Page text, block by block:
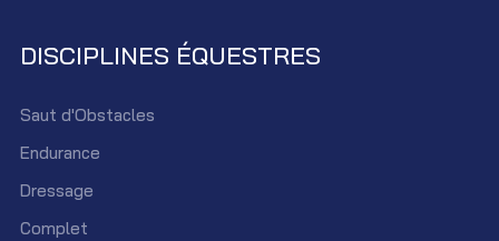
DISCIPLINES ÉQUESTRES
Saut d'Obstacles
Endurance
Dressage
Complet